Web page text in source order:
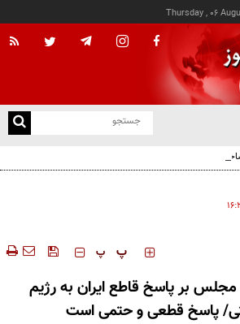
Thursday , 06
‍‍‍ پ پ
مجلس بر پاسخ قاطع ایران به رژیم
پاسخ قطعی و حتمی است